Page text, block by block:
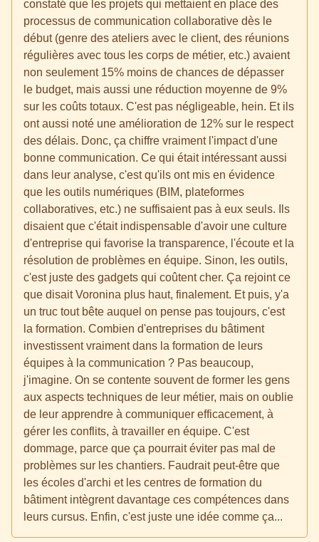
constaté que les projets qui mettaient en place des
processus de communication collaborative dès le
début (genre des ateliers avec le client, des réunions
régulières avec tous les corps de métier, etc.) avaient
non seulement 15% moins de chances de dépasser
le budget, mais aussi une réduction moyenne de 9%
sur les coûts totaux. C'est pas négligeable, hein. Et ils
ont aussi noté une amélioration de 12% sur le respect
des délais. Donc, ça chiffre vraiment l'impact d'une
bonne communication. Ce qui était intéressant aussi
dans leur analyse, c'est qu'ils ont mis en évidence
que les outils numériques (BIM, plateformes
collaboratives, etc.) ne suffisaient pas à eux seuls. Ils
disaient que c'était indispensable d'avoir une culture
d'entreprise qui favorise la transparence, l'écoute et la
résolution de problèmes en équipe. Sinon, les outils,
c'est juste des gadgets qui coûtent cher. Ça rejoint ce
que disait Voronina plus haut, finalement. Et puis, y'a
un truc tout bête auquel on pense pas toujours, c'est
la formation. Combien d'entreprises du bâtiment
investissent vraiment dans la formation de leurs
équipes à la communication ? Pas beaucoup,
j'imagine. On se contente souvent de former les gens
aux aspects techniques de leur métier, mais on oublie
de leur apprendre à communiquer efficacement, à
gérer les conflits, à travailler en équipe. C'est
dommage, parce que ça pourrait éviter pas mal de
problèmes sur les chantiers. Faudrait peut-être que
les écoles d'archi et les centres de formation du
bâtiment intègrent davantage ces compétences dans
leurs cursus. Enfin, c'est juste une idée comme ça...